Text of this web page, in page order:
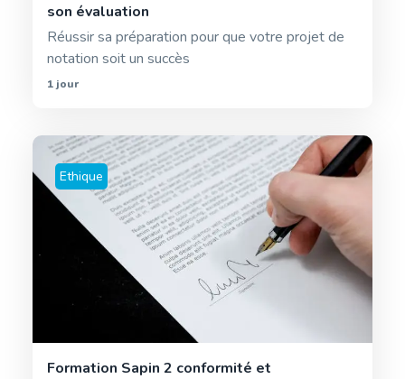
son évaluation
Réussir sa préparation pour que votre projet de
notation soit un succès
1 jour
Ethique
Formation Sapin 2 conformité et